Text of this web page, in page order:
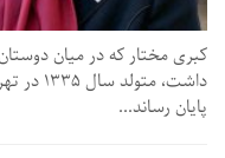
کبری مختار که در میان
داشت،
پایان رساند...